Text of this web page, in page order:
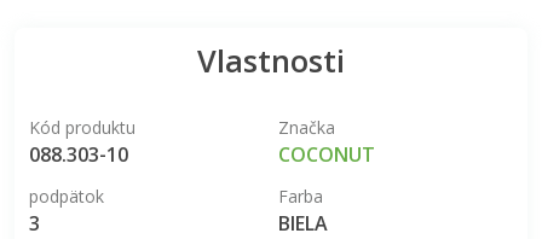
Vlastnosti
Kód produktu
088.303-10
Značka
COCONUT
podpätok
3
Farba
BIELA